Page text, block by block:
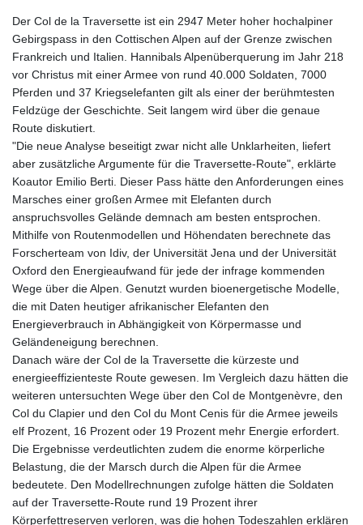
Der Col de la Traversette ist ein 2947 Meter hoher hochalpiner
Gebirgspass in den Cottischen Alpen auf der Grenze zwischen
Frankreich und Italien. Hannibals Alpenüberquerung im Jahr 218
vor Christus mit einer Armee von rund 40.000 Soldaten, 7000
Pferden und 37 Kriegselefanten gilt als einer der berühmtesten
Feldzüge der Geschichte. Seit langem wird über die genaue
Route diskutiert.
"Die neue Analyse beseitigt zwar nicht alle Unklarheiten, liefert
aber zusätzliche Argumente für die Traversette-Route", erklärte
Koautor Emilio Berti. Dieser Pass hätte den Anforderungen eines
Marsches einer großen Armee mit Elefanten durch
anspruchsvolles Gelände demnach am besten entsprochen.
Mithilfe von Routenmodellen und Höhendaten berechnete das
Forscherteam von Idiv, der Universität Jena und der Universität
Oxford den Energieaufwand für jede der infrage kommenden
Wege über die Alpen. Genutzt wurden bioenergetische Modelle,
die mit Daten heutiger afrikanischer Elefanten den
Energieverbrauch in Abhängigkeit von Körpermasse und
Geländeneigung berechnen.
Danach wäre der Col de la Traversette die kürzeste und
energieeffizienteste Route gewesen. Im Vergleich dazu hätten die
weiteren untersuchten Wege über den Col de Montgenèvre, den
Col du Clapier und den Col du Mont Cenis für die Armee jeweils
elf Prozent, 16 Prozent oder 19 Prozent mehr Energie erfordert.
Die Ergebnisse verdeutlichten zudem die enorme körperliche
Belastung, die der Marsch durch die Alpen für die Armee
bedeutete. Den Modellrechnungen zufolge hätten die Soldaten
auf der Traversette-Route rund 19 Prozent ihrer
Körperfettreserven verloren, was die hohen Todeszahlen erklären